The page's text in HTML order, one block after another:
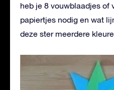
heb je 8 vouwblaadjes of
papiertjes nodig en wat
deze ster meerdere